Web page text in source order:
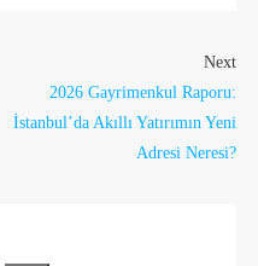
Next
2026 Gayrimenkul Raporu:
İstanbul’da Akıllı Yatırımın Yeni
Adresi Neresi?